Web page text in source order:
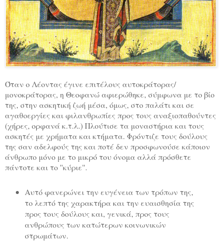
Όταν ο Λέοντας έγινε επιτέλους αυτοκράτορας/
μονοκράτορας, η Θεοφανώ αφιερώθηκε, σύμφωνα με το βίο
της, στην ασκητική ζωή μέσα, όμως, στο παλάτι και σε
αγαθοεργίες και φιλανθρωπίες προς τους αναξιοπαθούντες
(χήρες, ορφανά κ.τ.λ.) Πλούτισε τα μοναστήρια και τους
ασκητές με χρήματα και κτήματα. Φρόντιζε τους δούλους
της σαν αδελφούς της και ποτέ δεν προσφωνούσε κάποιον
άνθρωπο μόνο με το μικρό του όνομα αλλά πρόσθετε
πάντοτε και το ''κύριε''.
Αυτό φανερώνει την ευγένεια των τρόπων της,
το λεπτό της χαρακτήρα και την ευαισθησία της
προς τους δούλους και, γενικά, προς τους
ανθρώπους των κατώτερων κοινωνικών
στρωμάτων.